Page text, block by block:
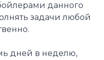
данного
задачи любой
дней в неделю,